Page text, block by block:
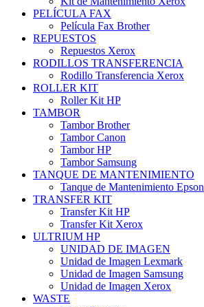
PELÍCULA FAX
Película Fax Brother
REPUESTOS
Repuestos Xerox
RODILLOS TRANSFERENCIA
Rodillo Transferencia Xerox
ROLLER KIT
Roller Kit HP
TAMBOR
Tambor Brother
Tambor Canon
Tambor HP
Tambor Samsung
TANQUE DE MANTENIMIENTO
Tanque de Mantenimiento Epson
TRANSFER KIT
Transfer Kit HP
Transfer Kit Xerox
ULTRIUM HP
UNIDAD DE IMAGEN
Unidad de Imagen Lexmark
Unidad de Imagen Samsung
Unidad de Imagen Xerox
WASTE